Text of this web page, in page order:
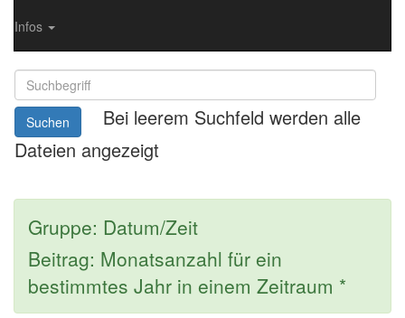
Infos
Suchen
Bei leerem Suchfeld werden alle
Dateien angezeigt
Gruppe: Datum/Zeit
Beitrag: Monatsanzahl für ein
bestimmtes Jahr in einem Zeitraum *